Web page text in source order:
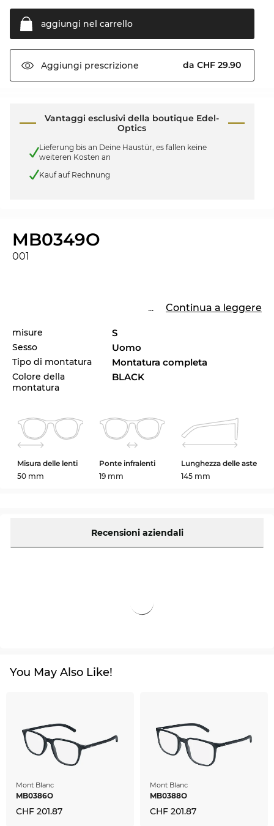
aggiungi nel carrello
Aggiungi prescrizione da CHF 29.90
Vantaggi esclusivi della boutique Edel-
Optics
Lieferung bis an Deine Haustür, es fallen keine
weiteren Kosten an
Kauf auf Rechnung
MB0349O
001
... Continua a leggere
misure S
Sesso Uomo
Tipo di montatura Montatura completa
Colore della
montatura
BLACK
Misura delle lenti
50 mm
Ponte infralenti
19 mm
Lunghezza delle aste
145 mm
Recensioni aziendali
You May Also Like!
Mont Blanc
MB0386O
CHF 201.87
Mont Blanc
MB0388O
CHF 201.87